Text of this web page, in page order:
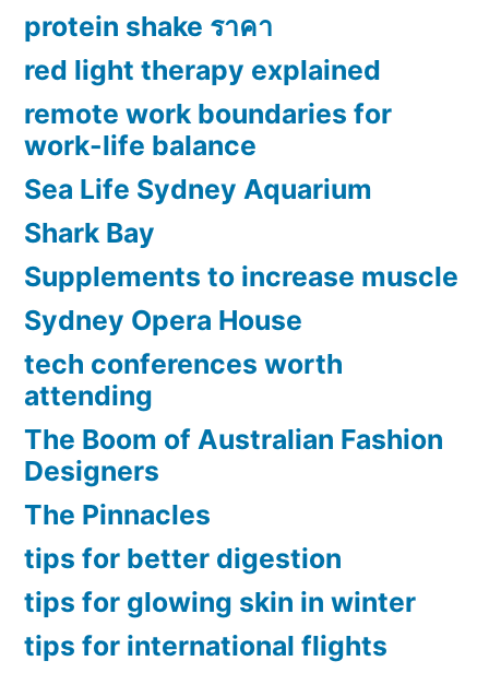
protein shake ราคา
red light therapy explained
remote work boundaries for
work-life balance
Sea Life Sydney Aquarium
Shark Bay
Supplements to increase muscle
Sydney Opera House
tech conferences worth
attending
The Boom of Australian Fashion
Designers
The Pinnacles
tips for better digestion
tips for glowing skin in winter
tips for international flights